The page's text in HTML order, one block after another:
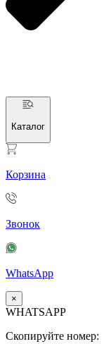
Каталог
Корзина
Звонок
WhatsApp
×
WHATSAPP
Скопируйте номер: